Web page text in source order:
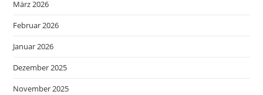
März 2026
Februar 2026
Januar 2026
Dezember 2025
November 2025